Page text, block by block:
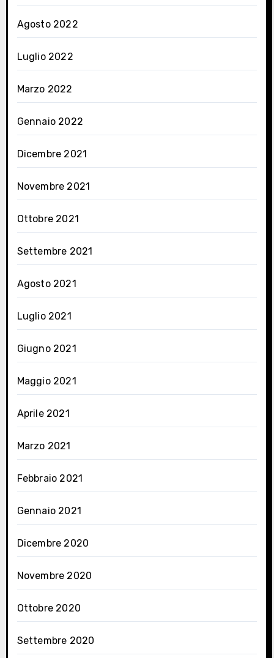
Agosto 2022
Luglio 2022
Marzo 2022
Gennaio 2022
Dicembre 2021
Novembre 2021
Ottobre 2021
Settembre 2021
Agosto 2021
Luglio 2021
Giugno 2021
Maggio 2021
Aprile 2021
Marzo 2021
Febbraio 2021
Gennaio 2021
Dicembre 2020
Novembre 2020
Ottobre 2020
Settembre 2020